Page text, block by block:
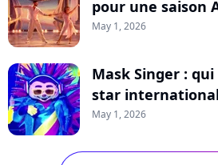
pour une saison
May 1, 2026
Mask Singer :
star
May 1, 2026